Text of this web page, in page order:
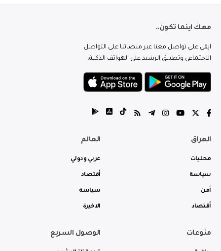
معك اينما تكون..
ابقى على تواصل معنا عبر منصاتنا على التواصل
الاجتماعي وتطبيق الرشيد على الهواتف الذكية.
العراق
محليات
سياسة
أمن
أقتصاد
العالم
عربي ودولي
أقتصاد
سياسة
الاخيرة
منوعات الوصول السريع